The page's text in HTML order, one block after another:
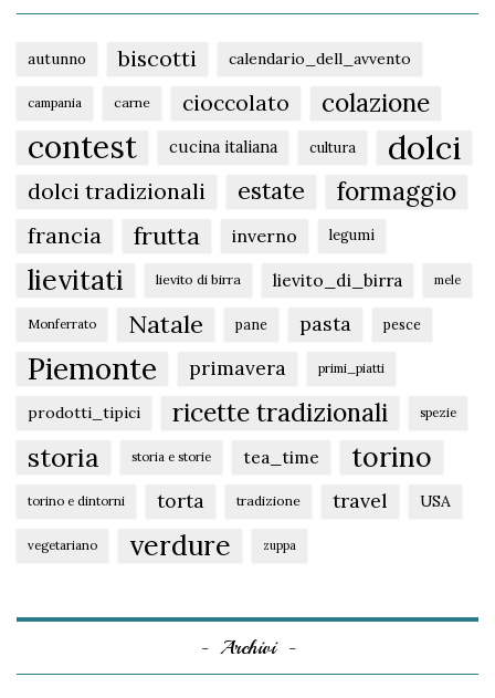
autunno biscotti calendario_dell_avvento
campania carne cioccolato colazione
contest cucina italiana cultura dolci
dolci tradizionali estate formaggio
francia frutta inverno legumi
lievitati lievito di birra lievito_di_birra mele
Monferrato Natale pane pasta pesce
Piemonte primavera primi_piatti
prodotti_tipici ricette tradizionali spezie
storia storia e storie tea_time torino
torino e dintorni torta tradizione travel USA
vegetariano verdure zuppa
Archivi